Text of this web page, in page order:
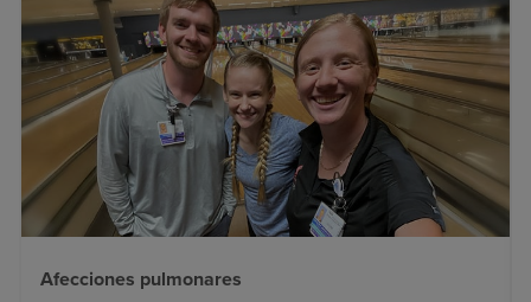
Afecciones pulmonares